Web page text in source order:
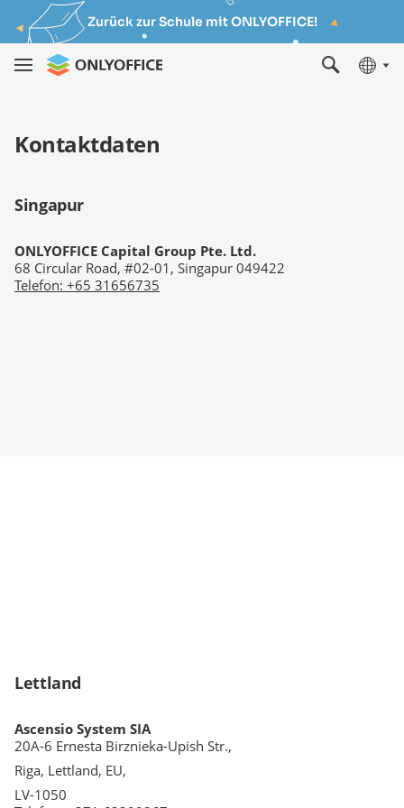
Zurück zur Schule mit ONLYOFFICE!
Kontaktdaten
Singapur
ONLYOFFICE Capital Group Pte. Ltd.
68 Circular Road, #02-01, Singapur 049422
Telefon: +65 31656735
Lettland
Ascensio System SIA
20A-6 Ernesta Birznieka-Upish Str.,
Riga, Lettland, EU,
LV-1050